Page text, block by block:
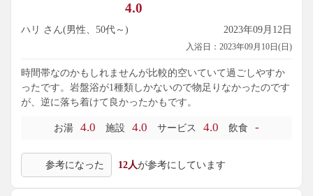
4.0
ハリ さん(男性、50代～) 2023年09月12日
入浴日：2023年09月10日(日)
時間帯なのかもしれませんが比較的空いていて過ごしやすか
ったです。岩盤浴が1種類しかないので物足りなかったのです
が、逆に落ち着けて良かったかもです。
お湯 4.0 施設 4.0 サービス 4.0 飲食 -
参考になった 12人が参考にしています